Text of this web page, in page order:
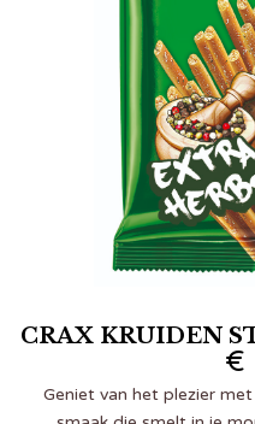
CRAX KRUIDEN
€
Geniet van het plezier